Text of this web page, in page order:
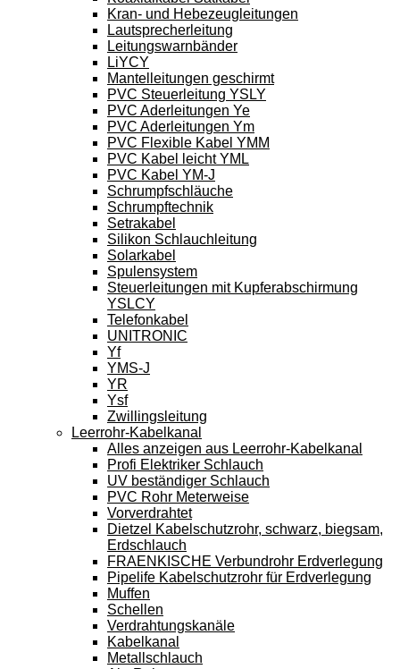
Kran- und Hebezeugleitungen
Lautsprecherleitung
Leitungswarnbänder
LiYCY
Mantelleitungen geschirmt
PVC Steuerleitung YSLY
PVC Aderleitungen Ye
PVC Aderleitungen Ym
PVC Flexible Kabel YMM
PVC Kabel leicht YML
PVC Kabel YM-J
Schrumpfschläuche
Schrumpftechnik
Setrakabel
Silikon Schlauchleitung
Solarkabel
Spulensystem
Steuerleitungen mit Kupferabschirmung
YSLCY
Telefonkabel
UNITRONIC
Yf
YMS-J
YR
Ysf
Zwillingsleitung
Leerrohr-Kabelkanal
Alles anzeigen aus Leerrohr-Kabelkanal
Profi Elektriker Schlauch
UV beständiger Schlauch
PVC Rohr Meterweise
Vorverdrahtet
Dietzel Kabelschutzrohr, schwarz, biegsam,
Erdschlauch
FRAENKISCHE Verbundrohr Erdverlegung
Pipelife Kabelschutzrohr für Erdverlegung
Muffen
Schellen
Verdrahtungskanäle
Kabelkanal
Metallschlauch